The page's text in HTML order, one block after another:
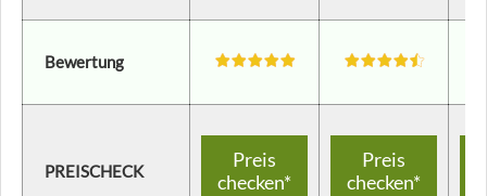
Bewertung
PREISCHECK
Preis
checken*
Preis
checken*